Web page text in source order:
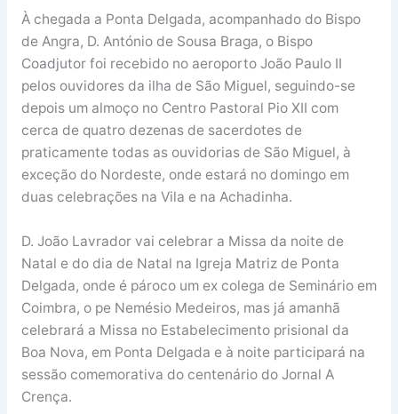
À chegada a Ponta Delgada, acompanhado do Bispo
de Angra, D. António de Sousa Braga, o Bispo
Coadjutor foi recebido no aeroporto João Paulo II
pelos ouvidores da ilha de São Miguel, seguindo-se
depois um almoço no Centro Pastoral Pio XII com
cerca de quatro dezenas de sacerdotes de
praticamente todas as ouvidorias de São Miguel, à
exceção do Nordeste, onde estará no domingo em
duas celebrações na Vila e na Achadinha.
D. João Lavrador vai celebrar a Missa da noite de
Natal e do dia de Natal na Igreja Matriz de Ponta
Delgada, onde é pároco um ex colega de Seminário em
Coimbra, o pe Nemésio Medeiros, mas já amanhã
celebrará a Missa no Estabelecimento prisional da
Boa Nova, em Ponta Delgada e à noite participará na
sessão comemorativa do centenário do Jornal A
Crença.